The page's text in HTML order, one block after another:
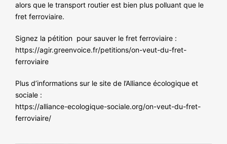
NOS ACTIONS
alors que le transport routier est bien plus polluant que le
fret ferroviaire.
Signez la pétition pour sauver le fret ferroviaire :
https://agir.greenvoice.fr/petitions/on-veut-du-fret-
ferroviaire
Plus d’informations sur le site de l’Alliance écologique et
sociale :
https://alliance-ecologique-sociale.org/on-veut-du-fret-
ferroviaire/